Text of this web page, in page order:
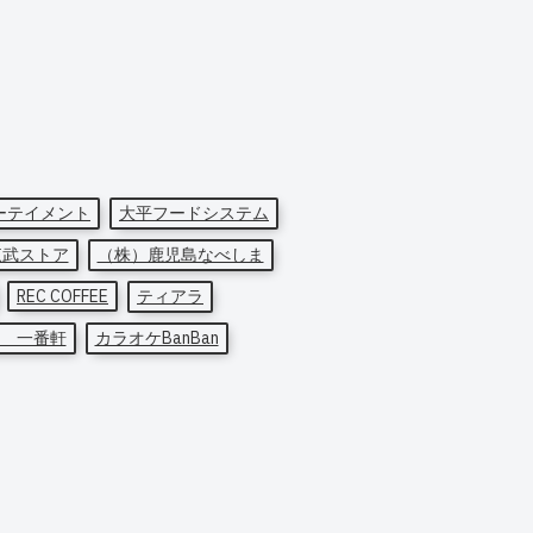
イメント
大平フードシステム
ストア
（株）鹿児島なべしま
REC COFFEE
ティアラ
一番軒
カラオケBanBan